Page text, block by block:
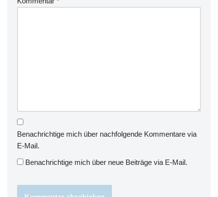
Benachrichtige mich über nachfolgende Kommentare via
E-Mail.
Benachrichtige mich über neue Beiträge via E-Mail.